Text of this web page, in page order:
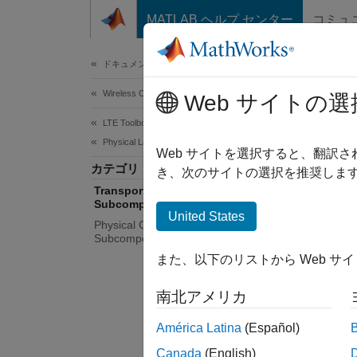
コンテンツへスキップ
MATLAB ヘルプ センター コミュ
ドキュメンテーションのホーム
Wireless Communications
LTE Toolbox
Physical Layer Subcomponents
カテゴリ
Transport Channel
Subcomponents
Physical Channel and Signal
Subcomponents
CRC,
MCS
Web サイトの選
Web サイトを選択すると、翻訳
き、次のサイトの選択を推奨しま
United States
また、以下のリストから Web サ
南北アメリカ
América Latina (Español)
Canada (English)